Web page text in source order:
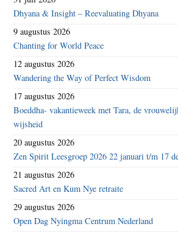
Dhyana & Insight – Reevaluating Dhyana
9 augustus 2026
Chanting for World Peace
12 augustus 2026
Wandering the Way of Perfect Wisdom
17 augustus 2026
Boeddha- vakantieweek met Tara, de
wijsheid
20 augustus 2026
Zen Spirit Leesgroep 2026 22 januari t/m 17
21 augustus 2026
Sacred Art en Kum Nye retraite
29 augustus 2026
Open Dag Nyingma Centrum Nederland